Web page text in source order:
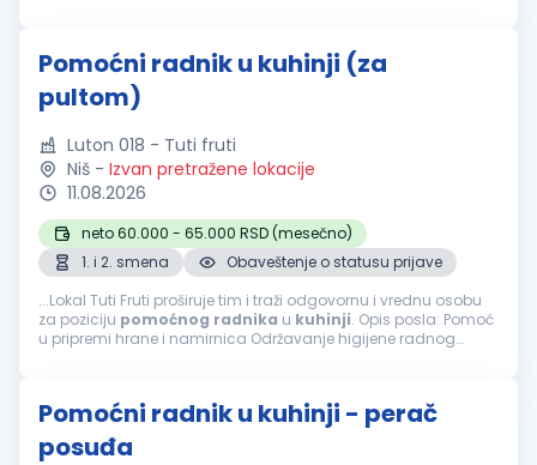
Pomoćni radnik u kuhinji (za
pultom)
Luton 018 - Tuti fruti
Niš - Izvan pretražene lokacije
11.08.2026
neto 60.000 - 65.000 RSD (mesečno)
1. i 2. smena
Obaveštenje o statusu prijave
...Lokal Tuti Fruti proširuje tim i traži odgovornu i vrednu osobu
za poziciju pomoćnog radnika u kuhinji. Opis posla: Pomoć
u pripremi hrane i namirnica Održavanje higijene radnog
Pomoćni radnik u kuhinji - perač
posuđa